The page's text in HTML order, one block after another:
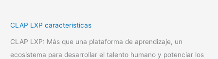
CLAP LXP caracteristicas
CLAP LXP: Más que una plataforma de aprendizaje, un
ecosistema para desarrollar el talento humano y potenciar los